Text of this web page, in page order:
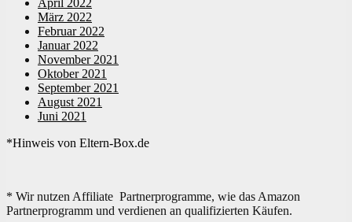
April 2022
März 2022
Februar 2022
Januar 2022
November 2021
Oktober 2021
September 2021
August 2021
Juni 2021
*Hinweis von Eltern-Box.de
* Wir nutzen Affiliate Partnerprogramme, wie das Amazon
Partnerprogramm und verdienen an qualifizierten Käufen.